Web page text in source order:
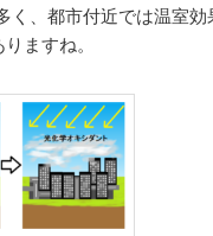
く、都市付近では温室
ますね。